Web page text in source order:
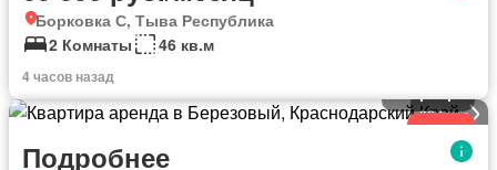
Борковка С, Тыва Республика
2 Комнаты
46 кв.м
4 часов назад
26фото
Подробнее